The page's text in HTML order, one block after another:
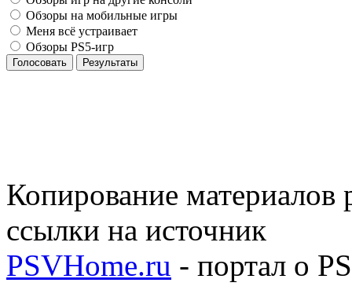
Обзоры на мобильные игры
Меня всё устраивает
Обзоры PS5-игр
Голосовать Результаты
Копирование материалов
ссылки на источник
PSVHome.ru - портал о